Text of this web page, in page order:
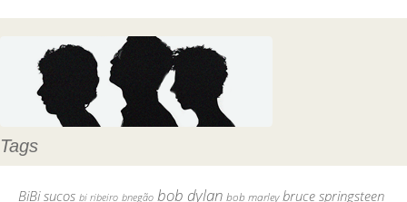
Tags
BiBi sucos bi ribeiro bnegão bob dylan bob marley bruce springsteen